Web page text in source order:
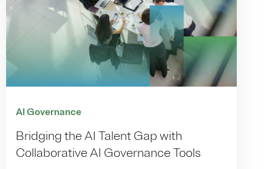
AI Governance
Bridging the AI Talent Gap with
Collaborative AI Governance Tools